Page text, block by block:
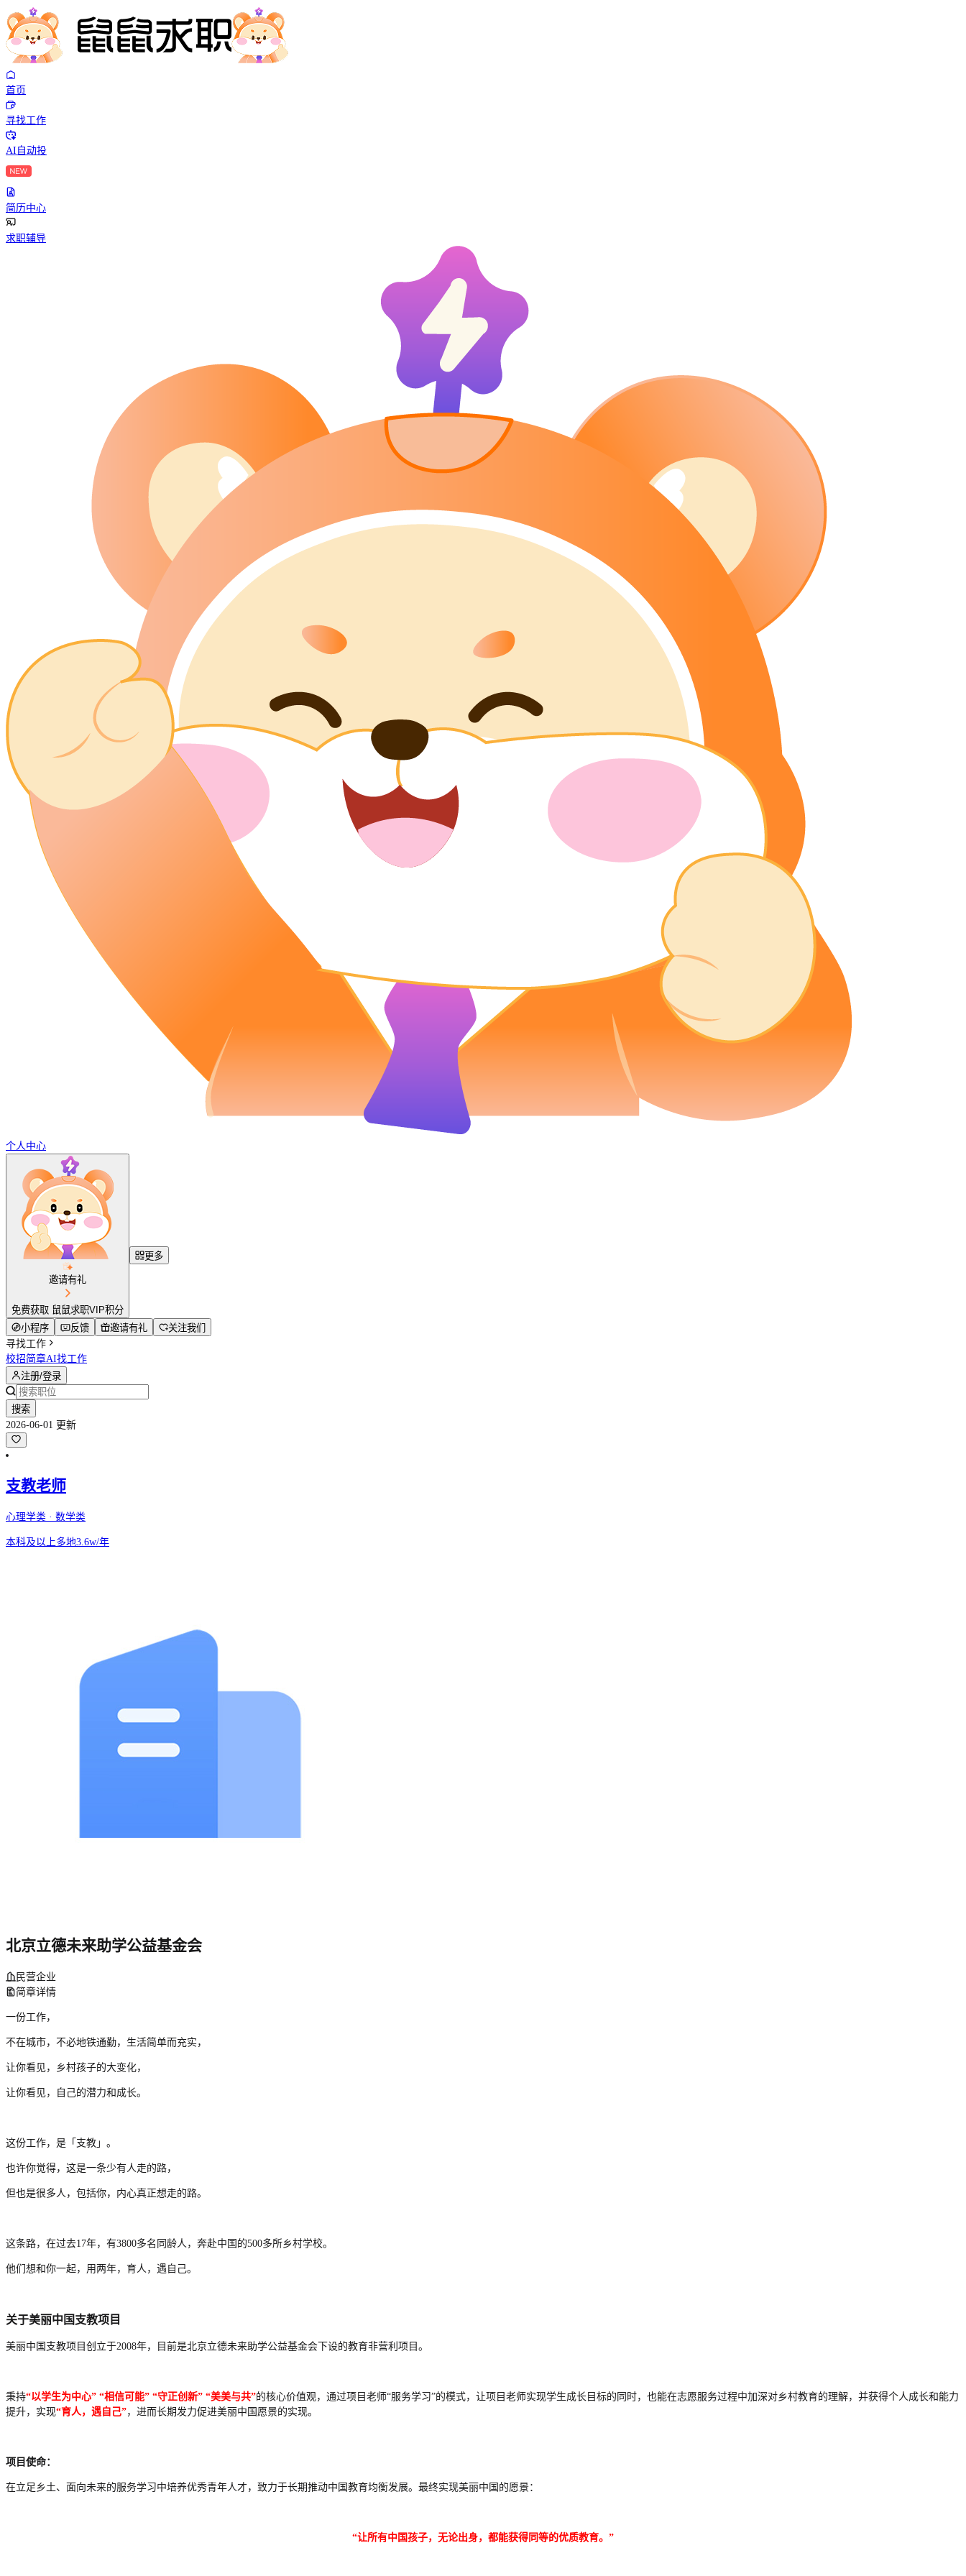
首页
寻找工作
AI自动投
简历中心
求职辅导
个人中心
邀请有礼
免费获取 鼠鼠求职VIP积分
更多
小程序 反馈 邀请有礼
关注我们
寻找工作
校招简章AI找工作
注册/登录
搜索
2026-06-01 更新
支教老师
心理学类 · 数学类
本科及以上多地3.6w/年
北京立德未来助学公益基金会
民营企业
简章详情
一份工作，
不在城市，不必地铁通勤，生活简单而充实，
让你看见，乡村孩子的大变化，
让你看见，自己的潜力和成长。
这份工作，是「支教」。
也许你觉得，这是一条少有人走的路，
但也是很多人，包括你，内心真正想走的路。
这条路，在过去17年，有3800多名同龄人，奔赴中国的500多所乡村学校。
他们想和你一起，用两年，育人，遇自己。
关于美丽中国支教项目
美丽中国支教项目创立于2008年，目前是北京立德未来助学公益基金会下设的教育非营利项目。
秉持“以学生为中心” “相信可能” “守正创新” “美美与共”的核心价值观，通过项目老师“服务学习”的模式，让项目老师实现学生成长目标的同时，也能在志愿服务过程中加深对乡村教育的理解，并获得个人成长和能力
提升，实现“育人，遇自己”，进而长期发力促进美丽中国愿景的实现。
项目使命：
在立足乡土、面向未来的服务学习中培养优秀青年人才，致力于长期推动中国教育均衡发展。最终实现美丽中国的愿景：
“让所有中国孩子，无论出身，都能获得同等的优质教育。”